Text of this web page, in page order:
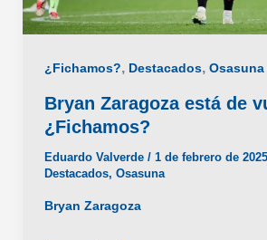
¿Fichamos?, Destacados, Osasuna
Bryan Zaragoza está de
¿Fichamos?
Eduardo Valverde / 1 de febrero de 2025
Destacados, Osasuna
Bryan Zaragoza